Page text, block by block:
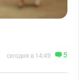
сегодня в 14:49 5